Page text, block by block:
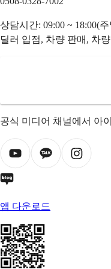
상담시간: 09:00 ~ 18:00(
딜러 입점, 차량 판매, 차
공식 미디어 채널에서 아
앱 다운로드